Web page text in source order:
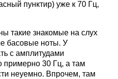
пунктир) уже к 70 Гц,
такие знакомые на слух
басовые ноты. У
с амплитудами
примерно 30 Гц, а там
неуемно. Впрочем, там